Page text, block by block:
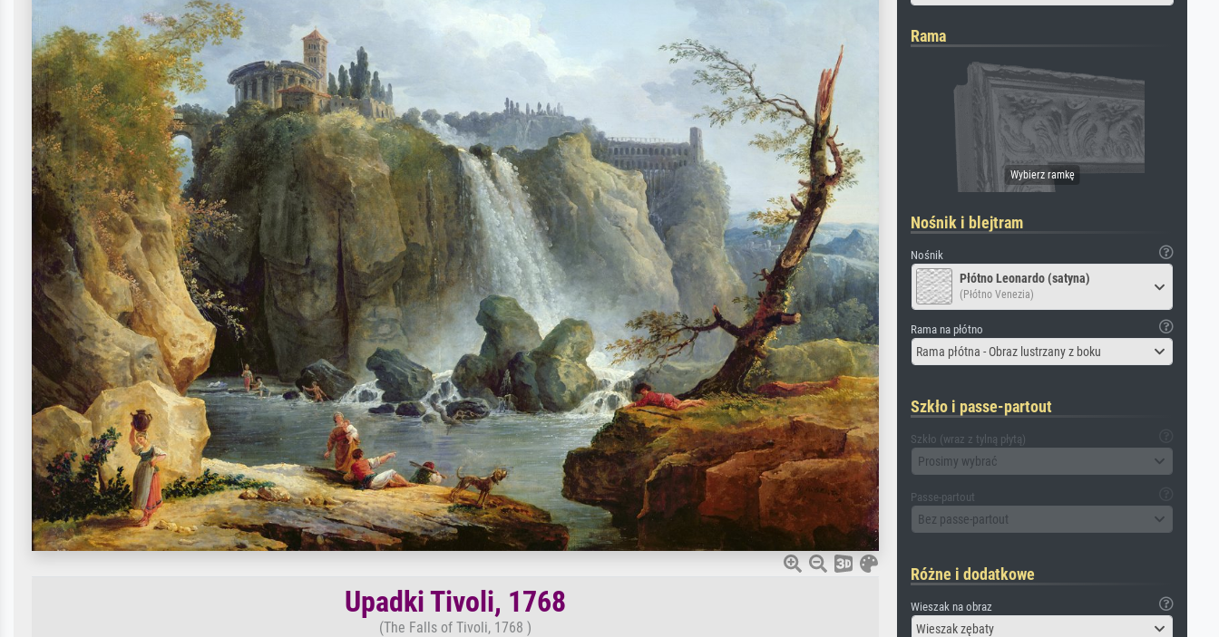
Upadki Tivoli, 1768
(The Falls of Tivoli, 1768 )
Rama
Nośnik i blejtram
Nośnik
Płótno Leonardo (satyna)
(Płótno Venezia)
Rama na płótno
Rama płótna - Obraz lustrzany z boku
Szkło i passe-partout
Szkło (wraz z tylną płytą)
Prosimy wybrać
Passe-partout
Bez passe-partout
Różne i dodatkowe
Wieszak na obraz
Wieszak zębaty